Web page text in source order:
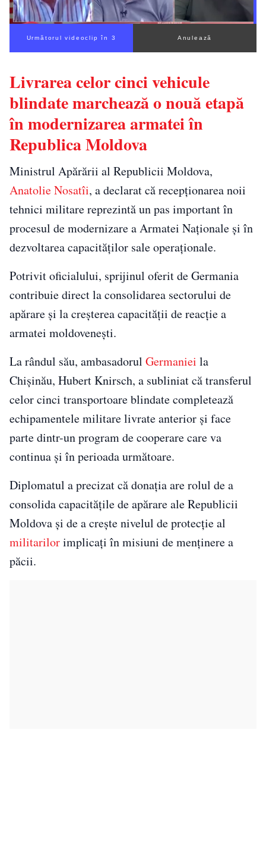
Următorul videoclip în 2 Anulează
Livrarea celor cinci vehicule
blindate marchează o nouă etapă
în modernizarea armatei în
Republica Moldova
Ministrul Apărării al Republicii Moldova,
Anatolie Nosatîi, a declarat că recepționarea noii
tehnici militare reprezintă un pas important în
procesul de modernizare a Armatei Naționale și în
dezvoltarea capacităților sale operaționale.
Potrivit oficialului, sprijinul oferit de Germania
contribuie direct la consolidarea sectorului de
apărare și la creșterea capacității de reacție a
armatei moldovenești.
La rândul său, ambasadorul Germaniei la
Chișinău, Hubert Knirsch, a subliniat că transferul
celor cinci transportoare blindate completează
echipamentele militare livrate anterior și face
parte dintr-un program de cooperare care va
continua și în perioada următoare.
Diplomatul a precizat că donația are rolul de a
consolida capacitățile de apărare ale Republicii
Moldova și de a crește nivelul de protecție al
militarilorimplicați în misiuni de menținere a
păcii.